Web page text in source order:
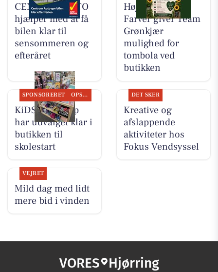
CENTRUM AUTO
hjælper med at få
bilen klar til
sensommeren og
efteråret
Høj Data/Høj
Farver giver Team
Grønkjær
mulighed for
tombola ved
butikken
SPONSORERET OPSLAGSTAVLEN
KiDS Coolshop
har udvalget klar i
butikken til
skolestart
DET SKER
Kreative og
afslappende
aktiviteter hos
Fokus Vendsyssel
VEJRET
Mild dag med lidt
mere bid i vinden
VORES Hjørring